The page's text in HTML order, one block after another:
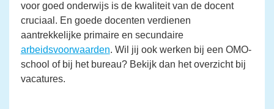
voor goed onderwijs is de kwaliteit van de docent
cruciaal. En goede docenten verdienen
aantrekkelijke primaire en secundaire
arbeidsvoorwaarden. Wil jij ook werken bij een OMO-
school of bij het bureau? Bekijk dan het overzicht bij
vacatures.